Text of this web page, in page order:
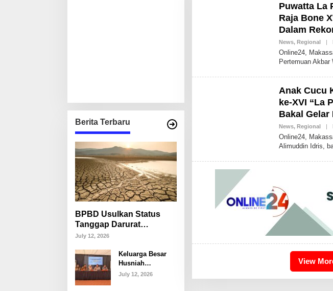
Berita Terbaru
BPBD Usulkan Status
Tanggap Darurat
Kekeringan di Makassar,
Mulai Krisis Air Bersih
July 12, 2026
Keluarga Besar
Husniah
Talenrang
July 12, 2026
Puwatta La
Raja Bone
Dalam
News, Regional |
Online24,
Pertemuan Akbar
Anak Cucu
ke-XVI “La
Bakal Gelar
News, Regional |
Online24,
Alimuddin Idris,
View